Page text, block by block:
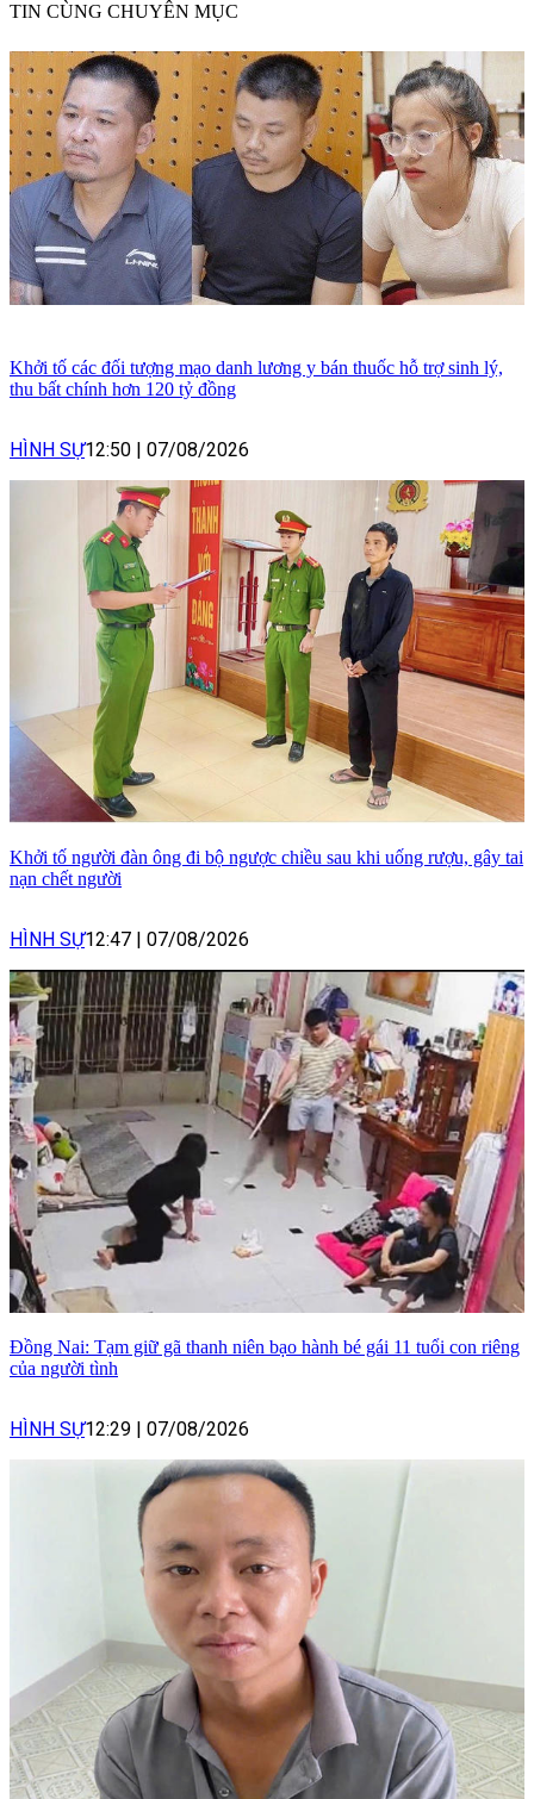
TIN CÙNG CHUYÊN MỤC
Khởi tố các đối tượng mạo danh lương y bán thuốc hỗ trợ sinh lý,
thu bất chính hơn 120 tỷ đồng
HÌNH SỰ12:50 | 07/08/2026
Khởi tố người đàn ông đi bộ ngược chiều sau khi uống rượu, gây tai
nạn chết người
HÌNH SỰ12:47 | 07/08/2026
Đồng Nai: Tạm giữ gã thanh niên bạo hành bé gái 11 tuổi con riêng
của người tình
HÌNH SỰ12:29 | 07/08/2026